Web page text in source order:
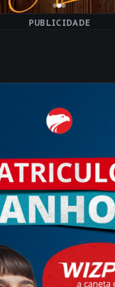
PUBLICIDADE